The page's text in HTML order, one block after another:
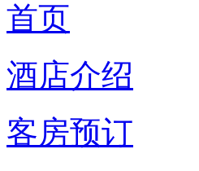
首页
酒店介绍
客房预订